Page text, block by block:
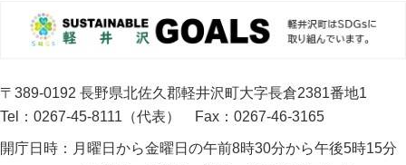
〒389-0192 長野県北佐久郡軽井沢町大字長倉2381番地1
Tel：0267-45-8111（代表）
Fax：0267-46-3165
開庁日時： 月曜日から金曜日の午前8時30分から午後5時15分